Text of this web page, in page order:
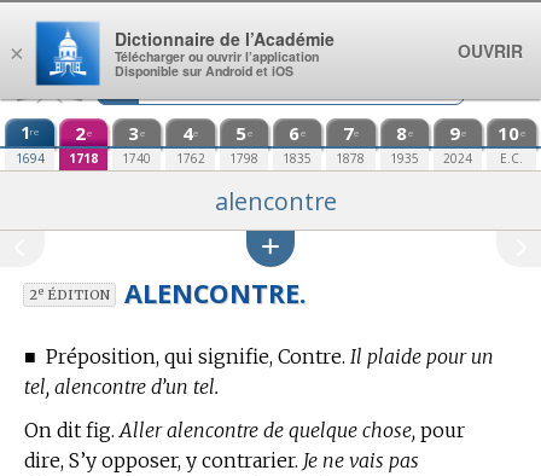
Aller au contenu
1re
1694
2e
1718
3e
1740
4e
1762
5e
1798
6e
1835
7e
1878
8e
1935
9e
2024
10e
E.C.
alencontre
2eÉDITION ALENCONTRE.
■ Préposition, qui signifie, Contre. Il plaide pour un
tel, alencontre d’un tel.
On dit fig. Aller alencontre de quelque chose, pour
dire, S’y opposer, y contrarier. Je ne vais pas
×
Dictionnaire de l’Académie
Télécharger ou ouvrir l’application
Disponible sur Android et iOS
OUVRIR